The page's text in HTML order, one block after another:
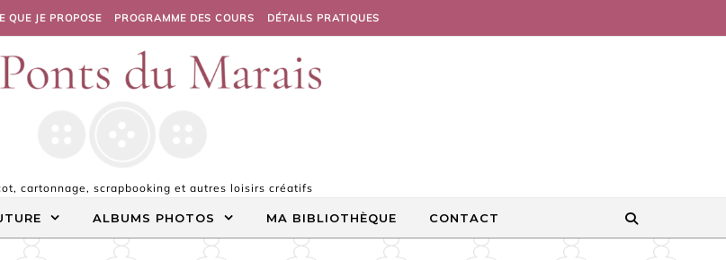
QUE JE PROPOSE PROGRAMME DES COURS DÉTAILS PRATIQUES
cartonnage, scrapbooking et autres loisirs créatifs
ALBUMS PHOTOS MA BIBLIOTHÈQUE CONTACT